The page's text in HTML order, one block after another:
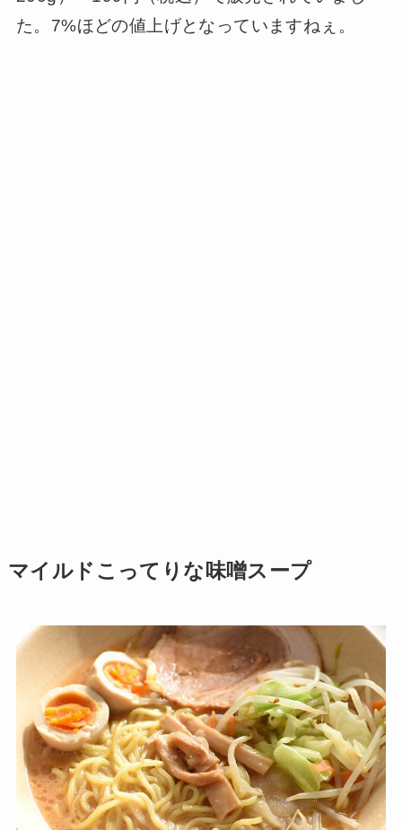
た。7%ほどの値上げとなっていますねぇ。
マイルドこってりな味噌スープ